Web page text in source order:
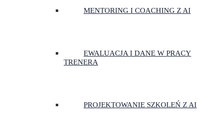
MENTORING I COACHING Z AI
EWALUACJA I DANE W PRACY
TRENERA
PROJEKTOWANIE SZKOLEŃ Z AI